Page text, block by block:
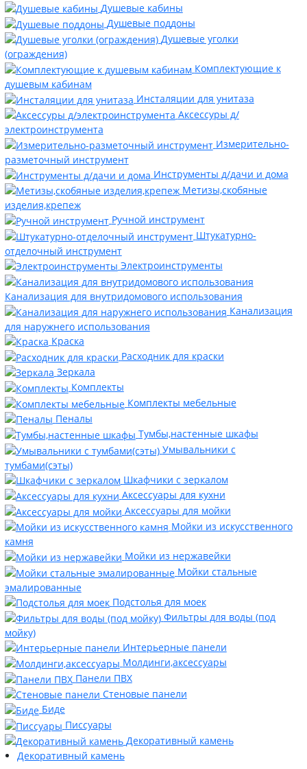
Душевые кабины
Душевые поддоны
Душевые уголки
(ограждения)
Комплектующие к
душевым кабинам
Инсталяции для унитаза
Аксессуры д/
электроинструмента
Измерительно-
разметочный инструмент
Инструменты д/дачи и дома
Метизы,скобяные
изделия,крепеж
Ручной инструмент
Штукатурно-
отделочный инструмент
Электроинструменты
Канализация для внутридомового использования
Канализация
для наружнего использования
Краска
Расходник для краски
Зеркала
Комплекты
Комплекты мебельные
Пеналы
Тумбы,настенные шкафы
Умывальники с
тумбами(сэты)
Шкафчики с зеркалом
Аксессуары для кухни
Аксессуары для мойки
Мойки из искусственного
камня
Мойки из нержавейки
Мойки стальные
эмалированные
Подстолья для моек
Фильтры для воды (под
мойку)
Интерьерные панели
Молдинги,аксессуары
Панели ПВХ
Стеновые панели
Биде
Писсуары
Декоративный камень
Декоративный камень